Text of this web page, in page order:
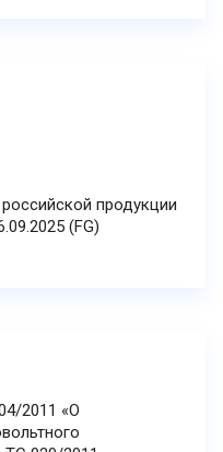
продукции
(FG)
2011 «О